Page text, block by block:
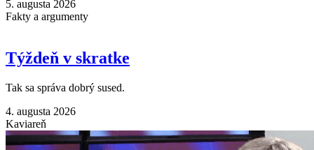
5. augusta 2026
Fakty a argumenty
Týždeň v skratke
Tak sa správa dobrý sused.
4. augusta 2026
Kaviareň